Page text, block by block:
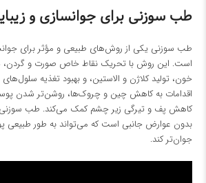
طب سوزنی برای جوانسازی و
طب سوزنی یکی از روش‌های طبیعی و مؤثر برای
است. این روش با تحریک نقاط خاص صورت و گردن،
خون، تولید کلاژن و الاستین، و بهبود تغذیه
اقدامات به کاهش چین و چروک‌ها، روشن‌تر شدن
کاهش پف و تیرگی زیر چشم کمک می‌کند. طب
بدون عوارض جانبی است که می‌تواند به طور طبیعی
جوان‌تر کند.